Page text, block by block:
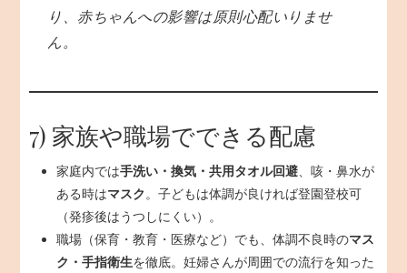
り、赤ちゃんへの影響は原則心配いりませ
ん。
7) 家族や職場でできる配慮
家庭内では手洗い・換気・共用タオル回避 、咳・鼻水が
ある時はマスク 。子どもは体調が良ければ登園登校可
（発疹後はうつしにくい）。
職場（保育・教育・医療など）でも、体調不良時のマス
ク・手指衛生を徹底。妊婦さんが周囲での流行を知った